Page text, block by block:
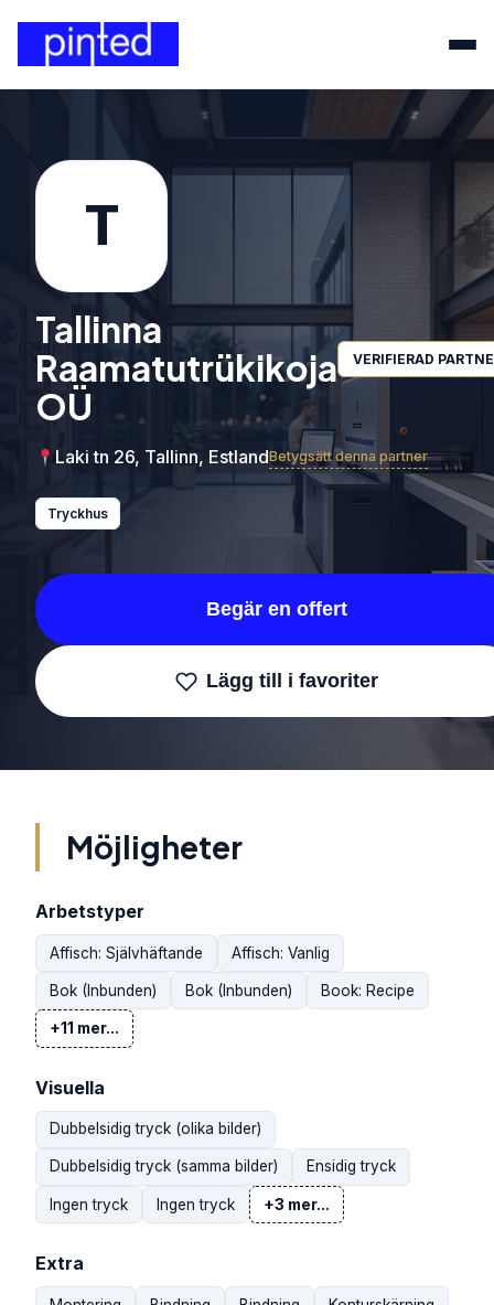
T
Tallinna
Raamatutrükikoja
OÜ
VERIFIERAD
Laki tn 26, Tallinn, EstlandBetygsätt denna partner
Tryckhus
Begär en offert
Lägg till i favoriter
Möjligheter
Arbetstyper
Affisch: Självhäftande Affisch: Vanlig
Bok (Inbunden) Bok (Inbunden) Book: Recipe
+11 mer...
Visuella
Dubbelsidig tryck (olika bilder)
Dubbelsidig tryck (samma bilder) Ensidig tryck
Ingen tryck Ingen tryck +3 mer...
Extra